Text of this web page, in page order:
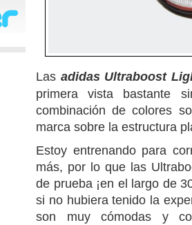
Las adidas Ultraboost
primera vista bastante
combinación de colores
marca sobre la estructura
Estoy entrenando para
más, por lo que las
de prueba ¡en el largo de
si no hubiera tenido la
son muy cómodas y